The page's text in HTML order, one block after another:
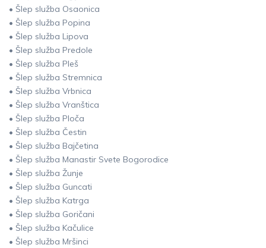
• Šlep služba Osaonica
• Šlep služba Popina
• Šlep služba Lipova
• Šlep služba Predole
• Šlep služba Pleš
• Šlep služba Stremnica
• Šlep služba Vrbnica
• Šlep služba Vranštica
• Šlep služba Ploča
• Šlep služba Čestin
• Šlep služba Bajčetina
• Šlep služba Manastir Svete Bogorodice
• Šlep služba Žunje
• Šlep služba Guncati
• Šlep služba Katrga
• Šlep služba Goričani
• Šlep služba Kačulice
• Šlep služba Mršinci